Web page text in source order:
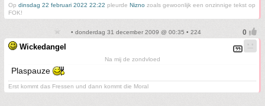
Op dinsdag 22 februari 2022 22:22 pleurde Nizno zoals gewoonlijk een onzinnige tekst op
FOK!
• donderdag 31 december 2009 @ 00:35 • 224
Wickedangel
Na mij de zondvloed
Plaspauze
Erst kommt das Fressen und dann kommt die Moral